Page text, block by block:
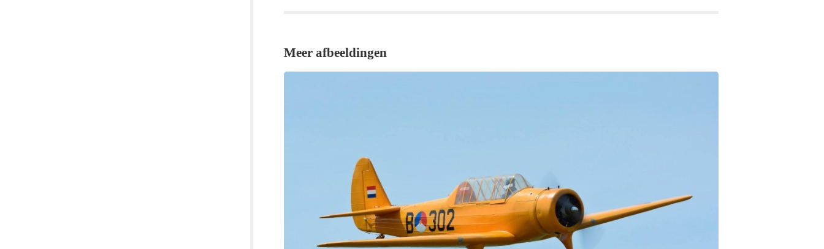
Meer afbeeldingen